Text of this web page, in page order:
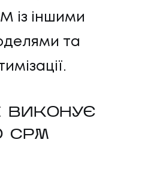
із іншими
та
ВИКОНУЄ